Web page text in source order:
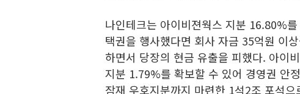
나인테크는 아이비젼웍스 지분 16.80%
택권을 행사했다면 회사 자금 35억원 이
하면서 당장의 현금 유출을 피했다. 아이
지분 1.79%를 확보할 수 있어 경영권 안
잠재 우호지분까지 마련한 1석2조 포석으